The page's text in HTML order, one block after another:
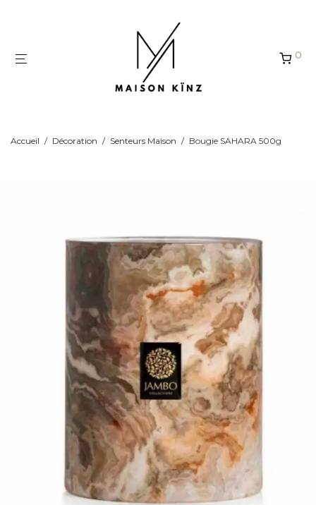
0
Accueil / Décoration / Senteurs Maison / Bougie SAHARA 500g